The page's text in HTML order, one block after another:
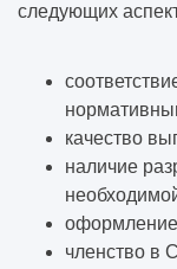
следующих
качество
наличие
оформление
членство в